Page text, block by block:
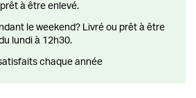
à être enlevé.
lundi à 12h30.
chaque année